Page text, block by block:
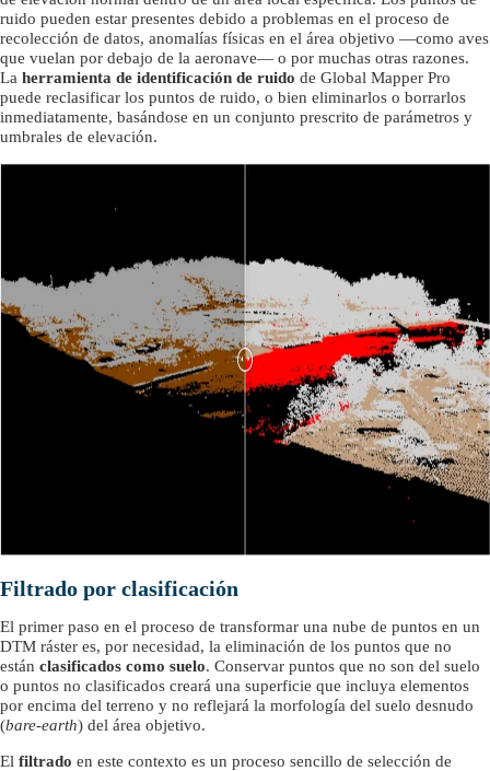
ruido pueden estar presentes debido a problemas en el proceso de
recolección de datos, anomalías físicas en el área objetivo —como aves
que vuelan por debajo de la aeronave— o por muchas otras razones.
La herramienta de identificación de ruido de Global Mapper Pro
puede reclasificar los puntos de ruido, o bien eliminarlos o borrarlos
inmediatamente, basándose en un conjunto prescrito de parámetros y
umbrales de elevación.
Filtrado por clasificación
El primer paso en el proceso de transformar una nube de puntos en un
DTM ráster es, por necesidad, la eliminación de los puntos que no
están clasificados como suelo. Conservar puntos que no son del suelo
o puntos no clasificados creará una superficie que incluya elementos
por encima del terreno y no reflejará la morfología del suelo desnudo
(bare-earth) del área objetivo.
El filtrado en este contexto es un proceso sencillo de selección de